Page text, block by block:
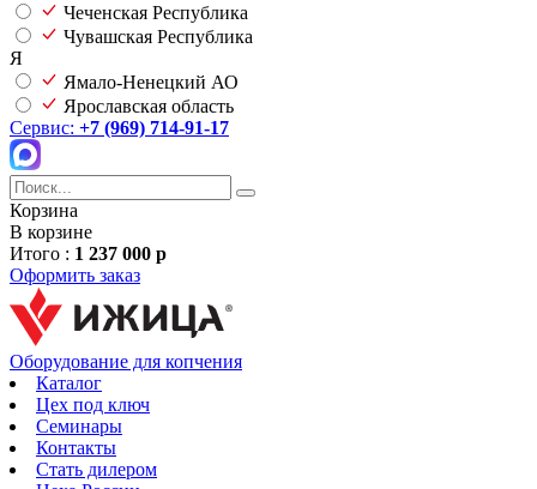
Чеченская Республика
Чувашская Республика
Я
Ямало-Ненецкий АО
Ярославская область
Сервис: +7 (969) 714-91-17
Корзина
В корзине
Итого : 1 237 000 р
Оформить заказ
Оборудование для копчения
Каталог
Цех под ключ
Семинары
Контакты
Стать дилером